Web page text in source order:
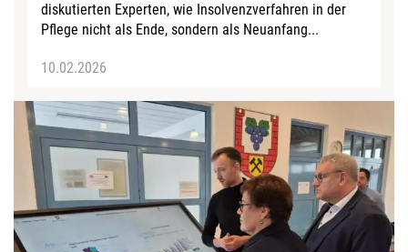
diskutierten Experten, wie Insolvenzverfahren in der
Pflege nicht als Ende, sondern als Neuanfang...
10.02.2026